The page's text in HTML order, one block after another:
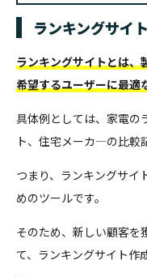
ランキングサイ
ランキングサイトとは、
希望するユーザーに最適
具体例としては、家電の
ト、住宅メーカ―の比較
つまり、ランキングサイ
めのツールです。
そのため、新しい顧客を
て、ランキングサイト作